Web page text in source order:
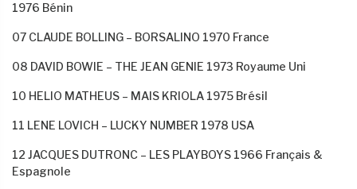
1976 Bénin
07 CLAUDE BOLLING – BORSALINO 1970 France
08 DAVID BOWIE – THE JEAN GENIE 1973 Royaume Uni
10 HELIO MATHEUS – MAIS KRIOLA 1975 Brésil
11 LENE LOVICH – LUCKY NUMBER 1978 USA
12 JACQUES DUTRONC – LES PLAYBOYS 1966 Français &
Espagnole